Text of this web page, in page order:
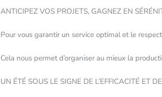
ANTICIPEZ VOS PROJETS, GAGNEZ EN
Pour vous garantir un service optimal et le
Cela nous permet d’organiser au mieux la
UN ÉTÉ SOUS LE SIGNE DE L’EFFICACITÉ ET